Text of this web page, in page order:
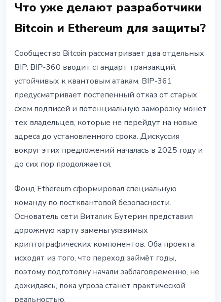
Что уже делают разработчики
Bitcoin и Ethereum для защиты?
Сообщество Bitcoin рассматривает два отдельных
BIP. BIP-360 вводит стандарт транзакций,
устойчивых к квантовым атакам. BIP-361
предусматривает постепенный отказ от старых
схем подписей и потенциальную заморозку монет
тех владельцев, которые не перейдут на новые
адреса до установленного срока. Дискуссия
вокруг этих предложений началась в 2025 году и
до сих пор продолжается.
Фонд Ethereum сформировал специальную
команду по постквантовой безопасности.
Основатель сети Виталик Бутерин представил
дорожную карту замены уязвимых
криптографических компонентов. Оба проекта
исходят из того, что переход займёт годы,
поэтому подготовку начали заблаговременно, не
дожидаясь, пока угроза станет практической
реальностью.